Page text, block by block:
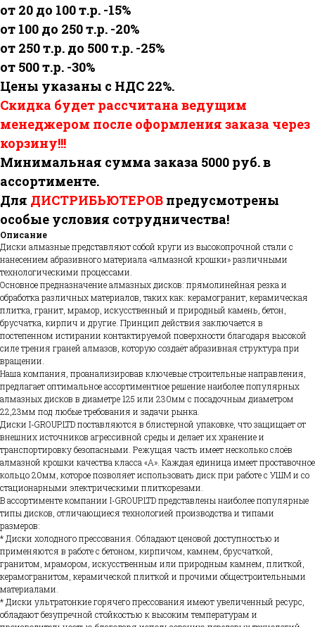
от 20 до 100 т.р. -15%
от 100 до 250 т.р. -20%
от 250 т.р. до 500 т.р. -25%
от 500 т.р. -30%
Цены указаны с НДС 22%.
Скидка будет рассчитана ведущим
менеджером после оформления заказа через
корзину!!!
Минимальная сумма заказа 5000 руб. в
ассортименте.
Для ДИСТРИБЬЮТЕРОВ предусмотрены
особые условия сотрудничества!
Описание
Диски алмазные представляют собой круги из высокопрочной стали с
нанесением абразивного материала «алмазной крошки» различными
технологическими процессами.
Основное предназначение алмазных дисков: прямолинейная резка и
обработка различных материалов, таких как: керамогранит, керамическая
плитка, гранит, мрамор, искусственный и природный камень, бетон,
брусчатка, кирпич и другие. Принцип действия заключается в
постепенном истирании контактируемой поверхности благодаря высокой
силе трения граней алмазов, которую создаёт абразивная структура при
вращении.
Наша компания, проанализировав ключевые строительные направления,
предлагает оптимальное ассортиментное решение наиболее популярных
алмазных дисков в диаметре 125 или 230мм с посадочным диаметром
22,23мм под любые требования и задачи рынка.
Диски I-GROUP.LTD поставляются в блистерной упаковке, что защищает от
внешних источников агрессивной среды и делает их хранение и
транспортировку безопасными. Режущая часть имеет несколько слоёв
алмазной крошки качества класса «А». Каждая единица имеет проставочное
кольцо 20мм, которое позволяет использовать диск при работе с УШМ и со
стационарными электрическими плиткорезами.
В ассортименте компании I-GROUP.LTD представлены наиболее популярные
типы дисков, отличающиеся технологией производства и типами
размеров:
* Диски холодного прессования. Обладают ценовой доступностью и
применяются в работе с бетоном, кирпичом, камнем, брусчаткой,
гранитом, мрамором, искусственным или природным камнем, плиткой,
керамогранитом, керамической плиткой и прочими общестроительными
материалами.
* Диски ультратонкие горячего прессования имеют увеличенный ресурс,
обладают безупречной стойкостью к высоким температурам и